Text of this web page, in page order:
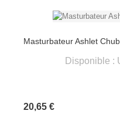
Masturbateur Ashlet
Disponible :
20,65 €Prix